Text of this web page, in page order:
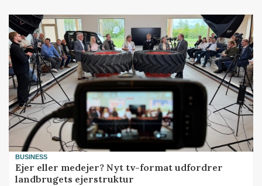
BUSINESS
Ejer eller medejer? Nyt tv-format udfordrer
landbrugets ejerstruktur